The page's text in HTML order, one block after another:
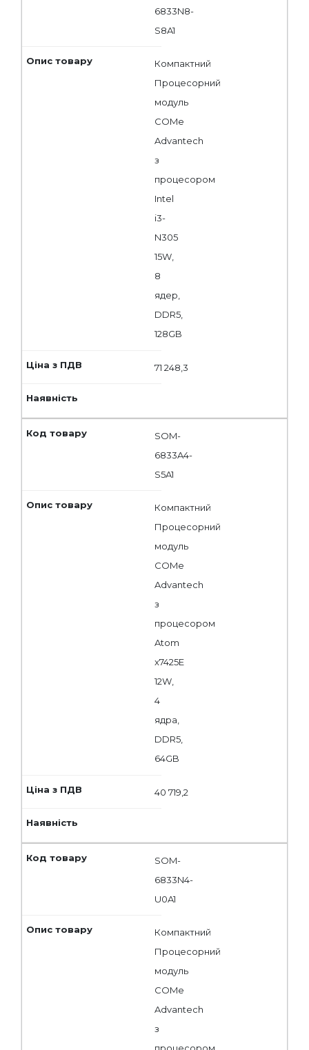
6833N8-
S8A1
Компактний
Процесорний
модуль
COMe
Advantech
з
процесором
Intel
i3-
N305
15W,
8
ядер,
DDR5,
128GB
71 248,3
SOM-
6833A4-
S5A1
Компактний
Процесорний
модуль
COMe
Advantech
з
процесором
Atom
x7425E
12W,
4
ядра,
DDR5,
64GB
40 719,2
SOM-
6833N4-
U0A1
Компактний
Процесорний
модуль
COMe
Advantech
з